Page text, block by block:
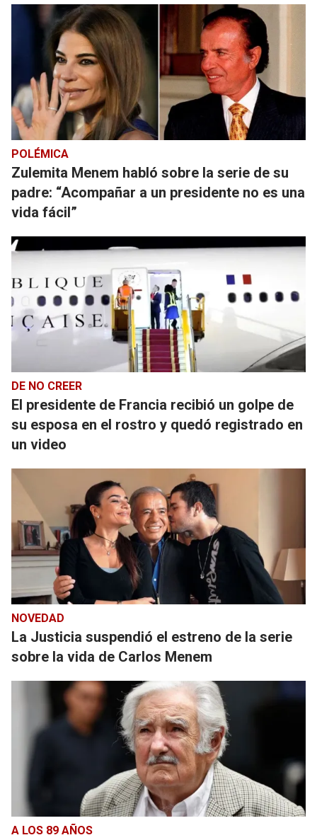
POLÉMICA
Zulemita Menem habló sobre la serie de su
padre: “Acompañar a un presidente no es una
vida fácil”
DE NO CREER
El presidente de Francia recibió un golpe de
su esposa en el rostro y quedó registrado en
un video
NOVEDAD
La Justicia suspendió el estreno de la serie
sobre la vida de Carlos Menem
A LOS 89 AÑOS